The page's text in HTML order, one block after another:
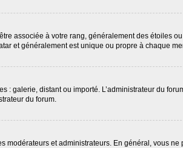
associée à votre rang, généralement des étoiles
et généralement est unique ou propre à chaque
: galerie, distant ou importé. L’administrateur du
du forum.
modérateurs et administrateurs. En général, vous ne